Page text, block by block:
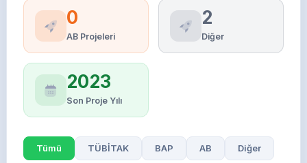
0
AB Projeleri
2
Diğer
2023
Son Proje Yılı
Tümü TÜBİTAK BAP AB Diğer